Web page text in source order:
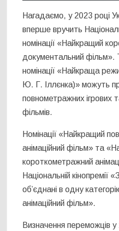
Нагадаємо, у 2023 році
вперше вручить
номінації «Найкращий
документальний фільм».
номінації «Найкраща
Ю. Г. Іллєнка)» можуть
повнометражних ігрових
фільмів.
Номінації «Найкращий
анімаційний фільм» та
короткометражний
Національній кінопремії
об’єднані в одну
анімаційний фільм».
Визначення переможців у